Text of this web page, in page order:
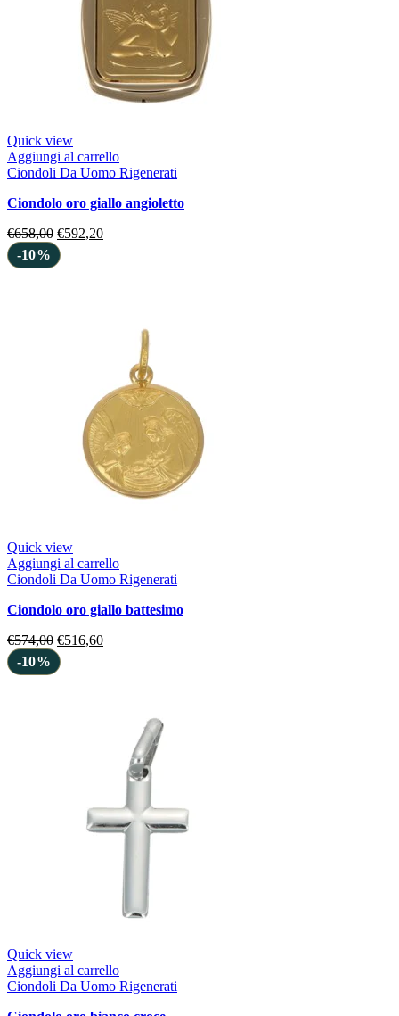
Quick view
Aggiungi al carrello
Ciondoli Da Uomo Rigenerati
ciondolo oro giallo angioletto
€658,00 €592,20
-10%
Quick view
Aggiungi al carrello
Ciondoli Da Uomo Rigenerati
ciondolo oro giallo battesimo
€574,00 €516,60
-10%
Quick view
Aggiungi al carrello
Ciondoli Da Uomo Rigenerati